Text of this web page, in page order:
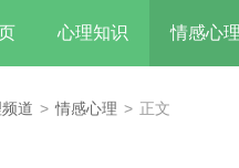
心理知识 情感心理
道 > 情感心理 > 正文